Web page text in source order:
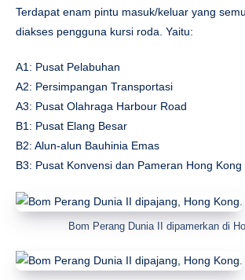
Terdapat enam pintu masuk/keluar yang
diakses pengguna kursi roda. Yaitu:
A1: Pusat Pelabuhan
A2: Persimpangan Transportasi
A3: Pusat Olahraga Harbour Road
B1: Pusat Elang Besar
B2: Alun-alun Bauhinia Emas
B3: Pusat Konvensi dan Pameran Hong Kong
Bom Perang Dunia II dipamerkan di